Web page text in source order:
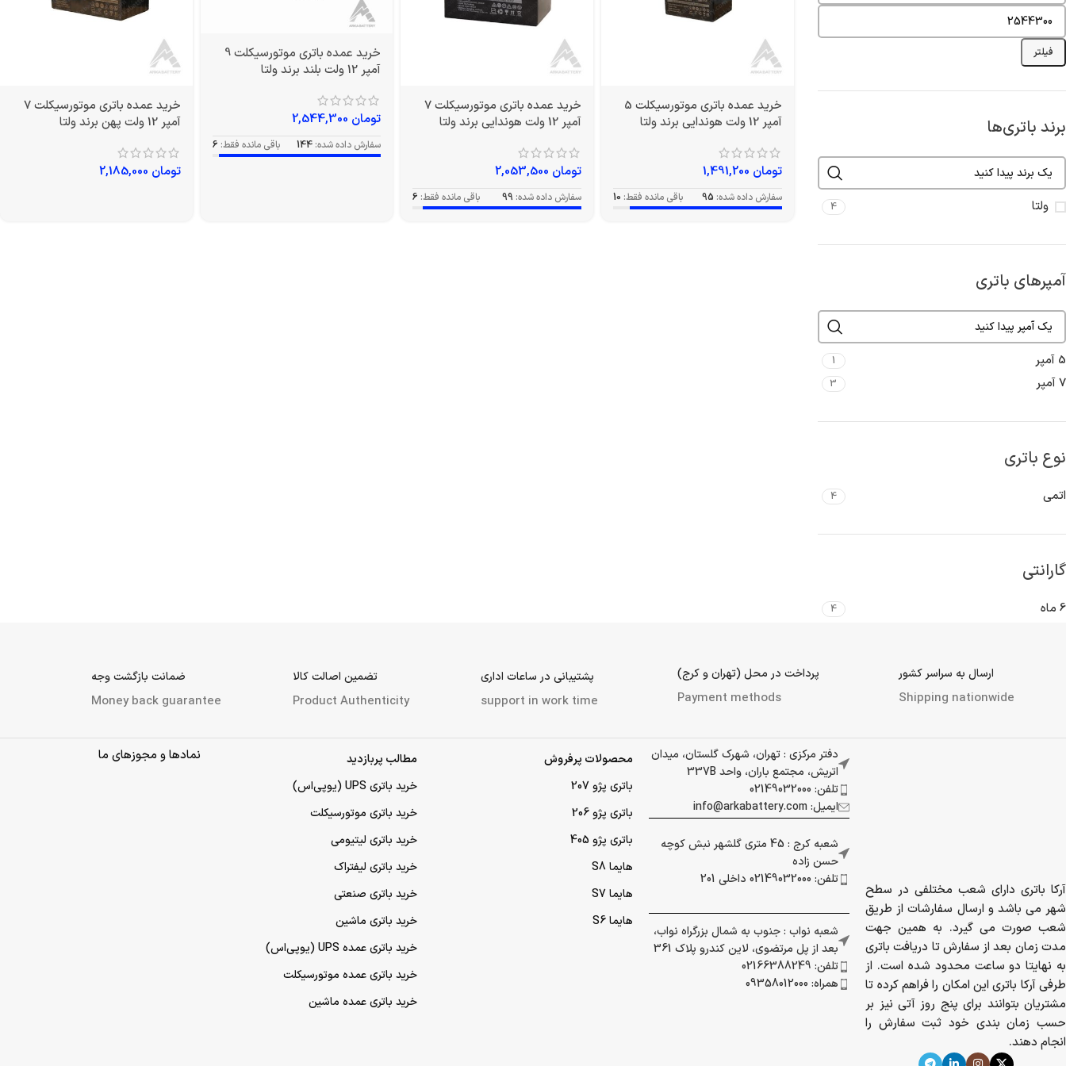
فیلتر
برند باتری‌ها
ولتا 4
آمپرهای باتری
5 آمپر 1
7 آمپر 3
نوع باتری
اتمی 4
گارانتی
6 ماه 4
خرید عمده باتری موتورسیکلت 5
آمپر 12 ولت هوندایی برند ولتا
تومان
سفارش داده شده: 95 باقی مانده فقط: 10
خرید عمده باتری موتورسیکلت 7
آمپر 12 ولت هوندایی برند ولتا
تومان
سفارش داده شده: 99 باقی مانده فقط: 6
خرید عمده باتری موتورسیکلت 9
آمپر 12 ولت بلند برند ولتا
تومان
سفارش داده شده: 144 باقی مانده فقط: 6
خرید عمده باتری موتورسیکلت 7
آمپر 12 ولت پهن برند ولتا
تومان
ارسال به سراسر کشور
Shipping nationwide
پرداخت در محل (تهران و کرج)
Payment methods
پشتیبانی در ساعات اداری
support in work time
تضمین اصالت کالا
Product Authenticity
ضمانت بازگشت وجه
Money back guarantee
آرکا باتری دارای شعب مختلفی در سطح
شهر می باشد و ارسال سفارشات از طریق
شعب صورت می گیرد. به همین جهت
مدت زمان بعد از سفارش تا دریافت باتری
به نهایتا دو ساعت محدود شده است. از
طرفی آرکا باتری این امکان را فراهم کرده تا
مشتریان بتوانند برای پنج روز آتی نیز بر
حسب زمان بندی خود ثبت سفارش را
انجام دهند.
دفتر مرکزی : تهران، شهرک گلستان، میدان
اتریش، مجتمع باران، واحد 337B
تلفن: 02149032000
ایمیل: info@arkabattery.com
شعبه کرج : 45 متری گلشهر نبش کوچه
حسن زاده
تلفن: 02149032000 داخلی 201
شعبه نواب : جنوب به شمال بزرگراه نواب،
بعد از پل مرتضوی، لاین کندرو پلاک 361
تلفن: 02166388249
همراه: 09358012000
محصولات پرفروش
باتری پژو 207
باتری پژو 206
باتری پژو 405
هایما S8
هایما S7
هایما S6
مطالب پربازدید
خرید باتری UPS (یو‌پی‌اس)
خرید باتری موتورسیکلت
خرید باتری لیتیومی
خرید باتری لیفتراک
خرید باتری صنعتی
خرید باتری ماشین
خرید باتری عمده UPS (یو‌پی‌اس)
خرید باتری عمده موتورسیکلت
خرید باتری عمده ماشین
نمادها و مجوزهای ما